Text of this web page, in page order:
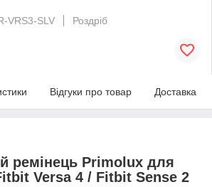
VRS3-SLV
Роздріб
Відгуки про товар Доставка
ремінець Primolux для
Versa 4 / Fitbit Sense 2